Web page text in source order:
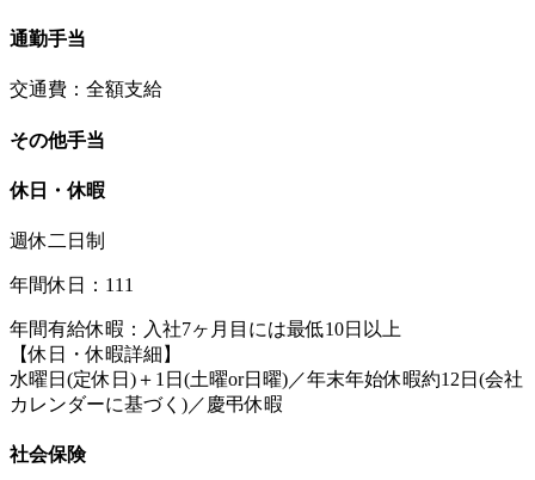
通勤手当
交通費：全額支給
その他手当
休日・休暇
週休二日制
年間休日：111
年間有給休暇：入社7ヶ月目には最低10日以上
【休日・休暇詳細】
水曜日(定休日)＋1日(土曜or日曜)／年末年始休暇約12日(会社
カレンダーに基づく)／慶弔休暇
社会保険